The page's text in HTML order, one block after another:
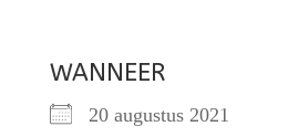
WANNEER
20 augustus 2021